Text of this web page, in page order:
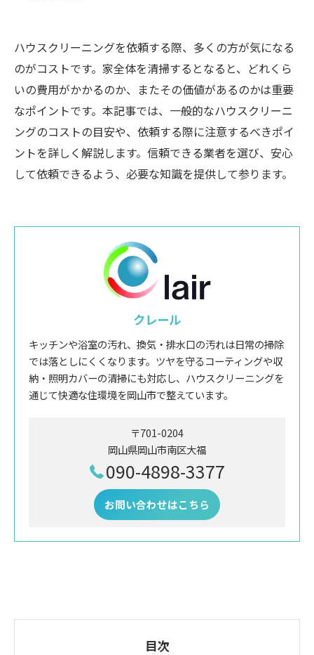
ハウスクリーニングを依頼する際、多くの方が気になる
のがコストです。家全体を清掃するとなると、どれくら
いの費用がかかるのか、またその価値があるのかは重要
なポイントです。本記事では、一般的なハウスクリーニ
ングのコストの目安や、依頼する際に注意するべきポイ
ントを詳しく解説します。信頼できる業者を選び、安心
して依頼できるよう、必要な知識を提供して参ります。
クレール
キッチンや浴室の汚れ、換気・排水口の汚れは日常の掃除
では落としにくくなります。ツヤを守るコーティングや収
納・照明カバーの清掃にも対応し、ハウスクリーニングを
通じて快適な住環境を岡山市で整えています。
〒701-0204
岡山県岡山市南区大福
090-4898-3377
お問い合わせはこちら
目次